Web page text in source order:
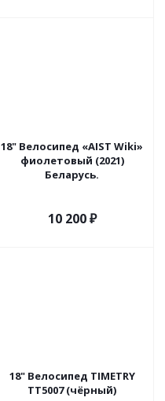
18" Велосипед «AIST Wiki»
фиолетовый (2021)
Беларусь.
10 200₽
18" Велосипед TIMETRY
TT5007 (чёрный)